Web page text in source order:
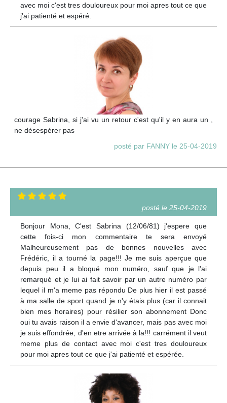
avec moi c'est tres douloureux pour moi apres tout ce que
j'ai patienté et espéré.
courage Sabrina, si j'ai vu un retour c'est qu'il y en aura un ,
ne désespérer pas
posté par FANNY le 25-04-2019
posté le 25-04-2019
Bonjour Mona, C'est Sabrina (12/06/81) j'espere que
cette fois-ci mon commentaire te sera envoyé
Malheureusement pas de bonnes nouvelles avec
Frédéric, il a tourné la page!!! Je me suis aperçue que
depuis peu il a bloqué mon numéro, sauf que je l'ai
remarqué et je lui ai fait savoir par un autre numéro par
lequel il m'a meme pas répondu De plus hier il est passé
à ma salle de sport quand je n'y étais plus (car il connait
bien mes horaires) pour résilier son abonnement Donc
oui tu avais raison il a envie d'avancer, mais pas avec moi
je suis effondrée, d'en etre arrivée à la!!! carrément il veut
meme plus de contact avec moi c'est tres douloureux
pour moi apres tout ce que j'ai patienté et espérée.